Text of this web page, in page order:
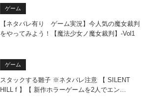
ゲーム
【ネタバレ有り ゲーム実況】今人気の魔女裁判
をやってみよう！【魔法少女ノ魔女裁判】-Vol1
ゲーム
スタックする雛子 ※ネタバレ注意 【 SILENT
HILL f 】【 新作ホラーゲームを2人でエン…